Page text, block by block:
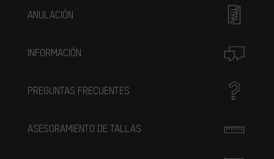
ANULACIÓN
INFORMACIÓN
PREGUNTAS FRECUENTES
ASESORAMIENTO DE TALLAS